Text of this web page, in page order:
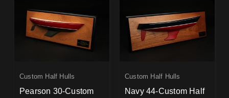
Custom Half Hulls
Pearson 30-Custom
Custom Half Hulls
Navy 44-Custom Half